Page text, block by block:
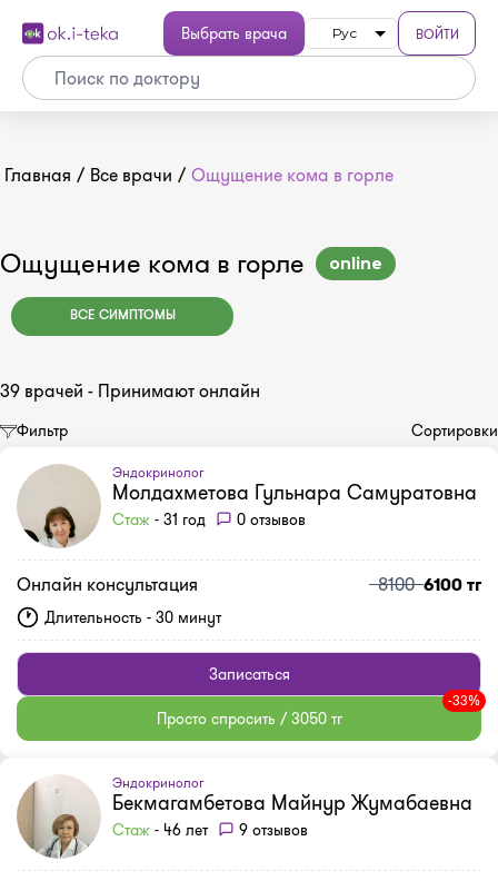
Выбрать врача Рус ВОЙТИ
Главная / Все врачи / Ощущение кома в горле
Ощущение кома в горле online
ВСЕ СИМПТОМЫ
39 врачей - Принимают онлайн
Фильтр Сортировки
Эндокринолог
Молдахметова Гульнара Самуратовна
Стаж - 31 год 0 отзывов
Онлайн консультация 81006100 тг
Длительность - 30 минут
Записаться
Просто спросить / 3050 тг
-33%
Эндокринолог
Бекмагамбетова Майнур Жумабаевна
Стаж - 46 лет 9 отзывов